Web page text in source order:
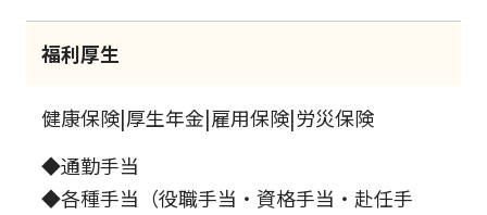
福利厚生
健康保険|厚生年金|雇用保険|労災保険
◆通勤手当
◆各種手当（役職手当・資格手当・赴任手